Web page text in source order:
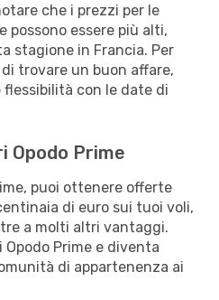
che i prezzi per le
essere più alti,
stagione in Francia. Per
trovare un buon affare,
con le date di
Opodo Prime
puoi ottenere offerte
di euro sui tuoi voli,
a molti altri vantaggi.
Prime e diventa
di appartenenza ai